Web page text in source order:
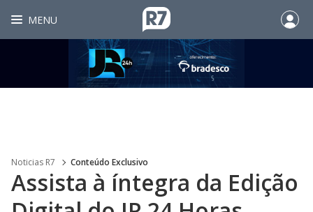
MENU
Noticias R7 Conteúdo Exclusivo
Assista à íntegra da Edição